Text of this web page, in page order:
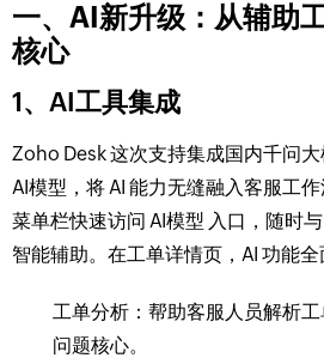
一、AI新升级：从辅助
核心
1、AI工具集成
Zoho Desk 这次支持集成国内千问
AI模型，将 AI 能力无缝融入客服工
菜单栏快速访问 AI模型 入口，随时
智能辅助。在工单详情页，AI 功能全
工单分析：帮助客服人员解析
问题核心。